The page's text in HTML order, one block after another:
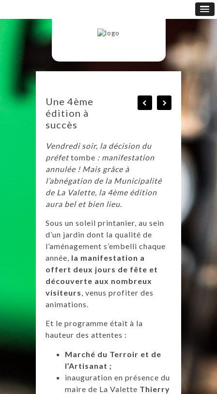
Une 4ème
édition à
succès
Vendredi soir, la décision du
préfettombe : manifestation
annulée ! Mais grâce à
l’abnégation de la Municipalité
de La Valette, la 4ème édition
aura bel et bien lieu.
Sous un soleil printanier, au sein
d’un jardin dont la qualité de
l’aménagement s’embelli chaque
année, la manifestation a
offert deux jours de fête et
découverte aux nombreux
visiteurs , venus profiter des
animations.
Et le programme était à la
hauteur des attentes :
Marché du Terroir et de
l’Artisanat ;
inauguration en présence du
maire de La Valette Thierry